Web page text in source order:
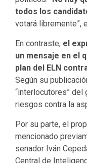
todos los
votará libremente”,
En contraste, el
un mensaje en el
plan del ELN
Según su
“interlocutores” del
riesgos contra la
Por su parte, el
mencionado
senador Iván
Central de